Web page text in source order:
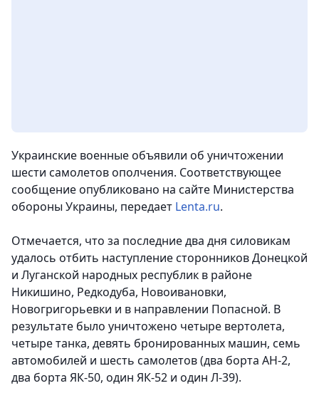
Украинские военные объявили об уничтожении
шести самолетов ополчения. Соответствующее
сообщение опубликовано на сайте Министерства
обороны Украины, передает Lenta.ru.
Отмечается, что за последние два дня силовикам
удалось отбить наступление сторонников Донецкой
и Луганской народных республик в районе
Никишино, Редкодуба, Новоивановки,
Новогригорьевки и в направлении Попасной. В
результате было уничтожено четыре вертолета,
четыре танка, девять бронированных машин, семь
автомобилей и шесть самолетов (два борта АН-2,
два борта ЯК-50, один ЯК-52 и один Л-39).